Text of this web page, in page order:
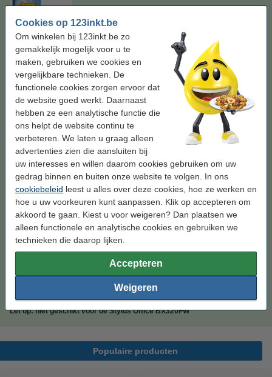
Cookies op 123inkt.be
Om winkelen bij 123inkt.be zo
gemakkelijk mogelijk voor u te
maken, gebruiken we cookies en
vergelijkbare technieken. De
functionele cookies zorgen ervoor dat
de website goed werkt. Daarnaast
hebben ze een analytische functie die
ons helpt de website continu te
verbeteren. We laten u graag alleen
advertenties zien die aansluiten bij
uw interesses en willen daarom cookies gebruiken om uw
gedrag binnen en buiten onze website te volgen. In ons
cookiebeleid leest u alles over deze cookies, hoe ze werken en
hoe u uw voorkeuren kunt aanpassen. Klik op accepteren om
akkoord te gaan. Kiest u voor weigeren? Dan plaatsen we
alleen functionele en analytische cookies en gebruiken we
technieken die daarop lijken.
Accepteren
Weigeren
Bekijk de specificaties en omschrijving
kwaliteitsverlies)!
Direct leverbaar
Maandag in huis
€ 0,65
€ 27,50 Bestellen
Epson aanbieding: T130-serie zwart + 3 kleuren (123inkt
huismerk)
multipack
Bekijk de specificaties en omschrijving
Direct leverbaar
Maandag in huis
Prijs per ml € 0,59
€ 44,50 Bestellen
Let op: niet geschikt voor de Stylus Office BX320FW
Populaire producten